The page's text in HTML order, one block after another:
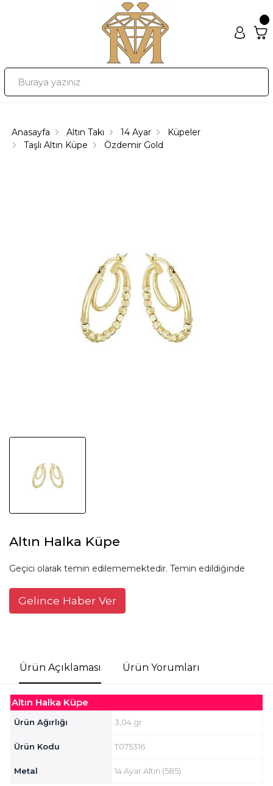
Anasayfa Altın Takı 14 Ayar
Küpeler
Taşlı Altın Küpe
Özdemir Gold
Altın Halka Küpe
Geçici olarak temin edilememektedir. Temin edildiğinde
Gelince Haber Ver
Ürün Açıklaması Ürün Yorumları
Altın Halka Küpe
Ürün Ağırlığı 3,04 gr
Ürün Kodu T075316
Metal 14 Ayar Altın (585)